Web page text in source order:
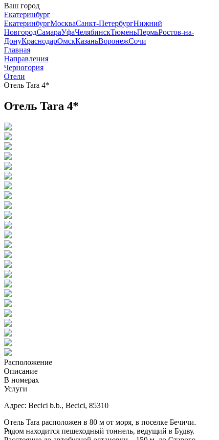
Ваш город
Екатеринбург
ЕкатеринбургМоскваСанкт-ПетербургНижний
НовгородСамараУфаЧелябинскТюменьПермьРостов-на-
ДонуКраснодарОмскКазаньВоронежСочи
Главная
Направления
Черногория
Отели
Отель Tara 4*
Отель Tara 4*
Расположение
Описание
В номерах
Услуги
Адрес: Becici b.b., Becici, 85310
Отель Tara расположен в 80 м от моря, в поселке Бечичи.
Рядом находится пешеходный тоннель, ведущий в Будву.